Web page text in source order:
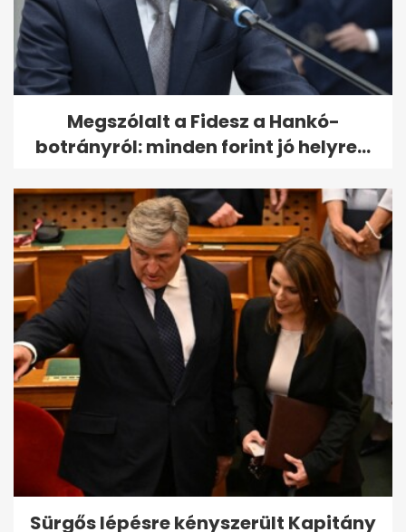
Megszólalt a Fidesz a Hankó-
botrányról: minden forint jó helyre...
Sürgős lépésre kényszerült Kapitány